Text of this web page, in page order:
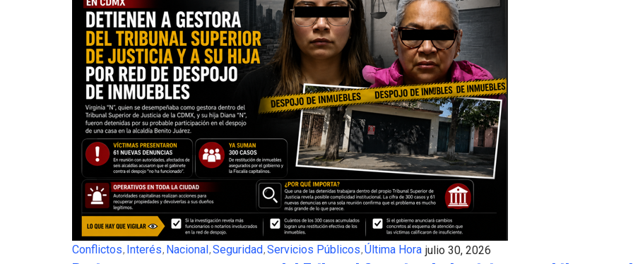
Conflictos Interés Nacional Seguridad Servicios Públicos Última Hora julio 30, 2026